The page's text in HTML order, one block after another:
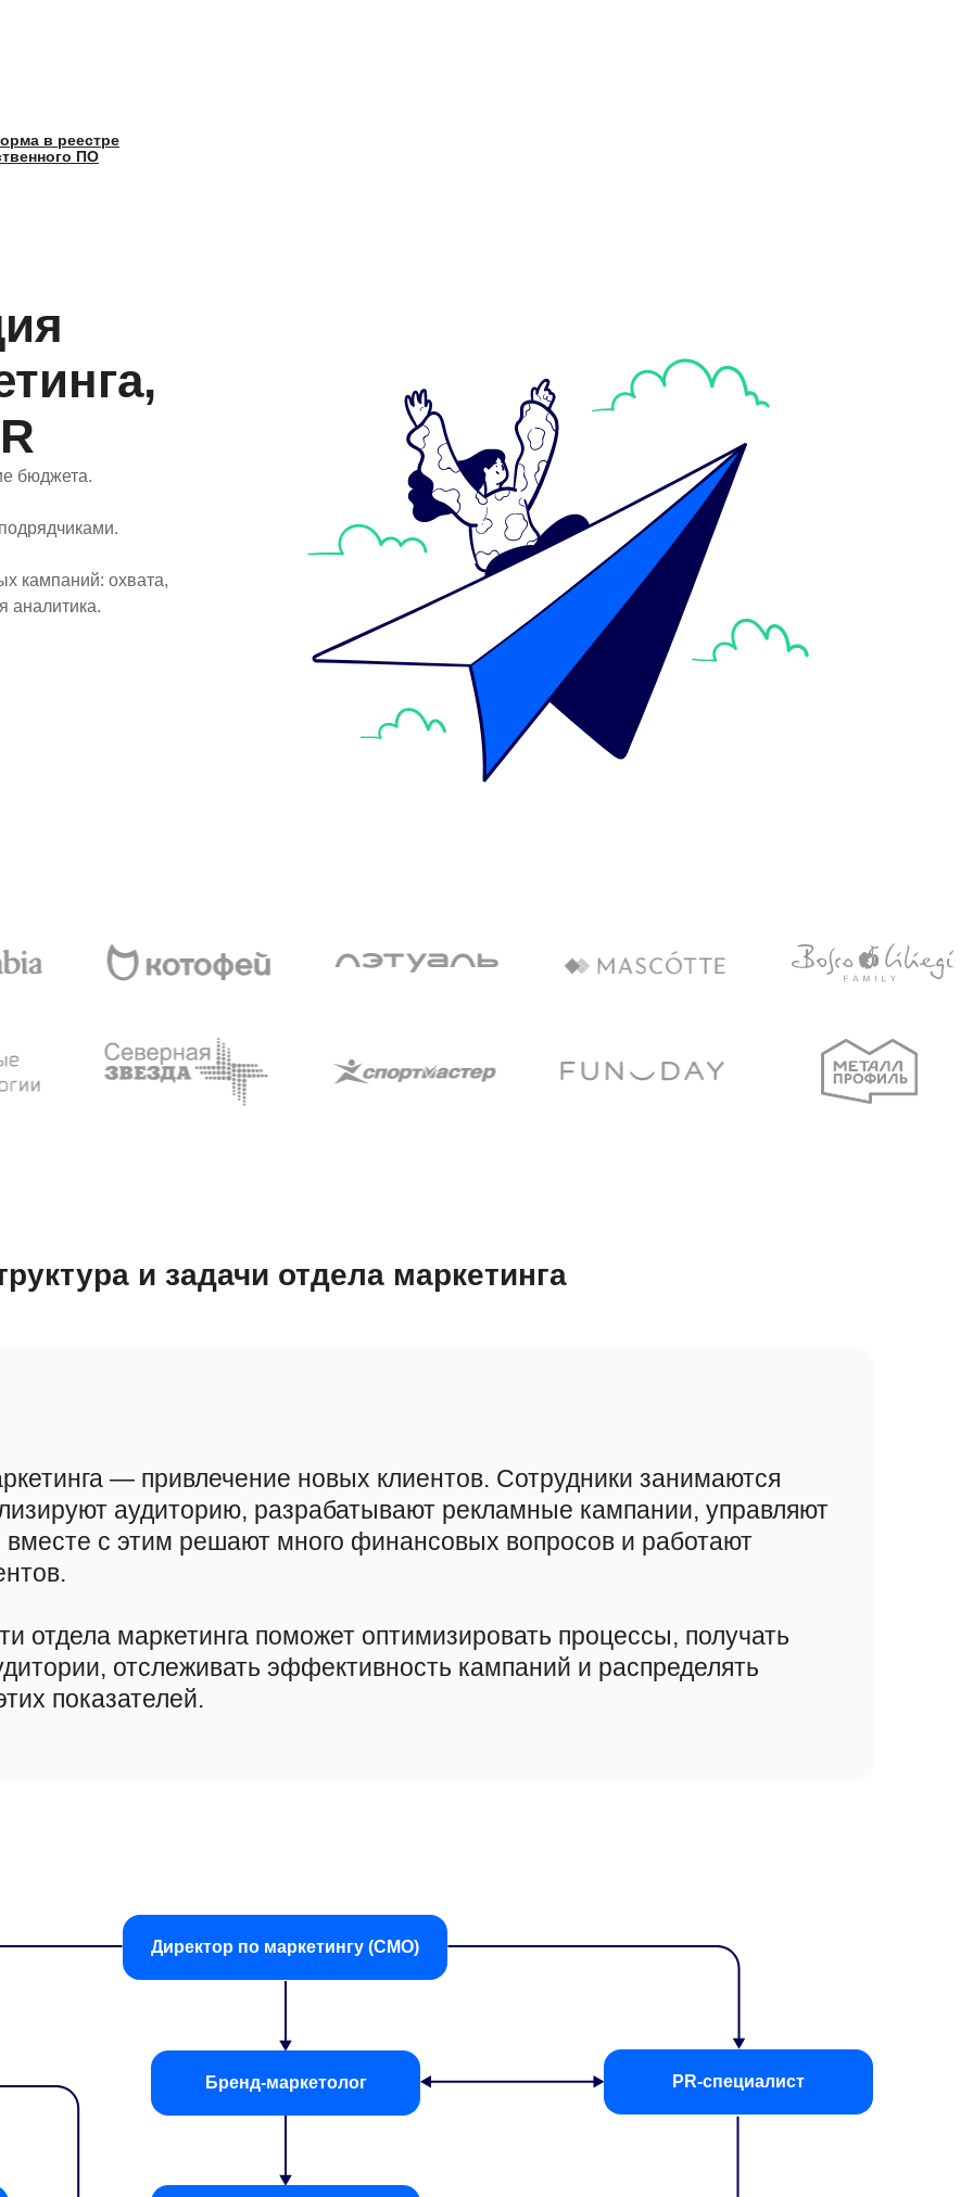
в реестре
ПО
бюджета.
кампаний: охвата,
аналитика.
и задачи отдела маркетинга
— привлечение новых клиентов. Сотрудники занимаются
аудиторию, разрабатывают рекламные кампании, управляют
вместе с этим решают много финансовых вопросов и работают
отдела маркетинга поможет оптимизировать процессы, получать
отслеживать эффективность кампаний и распределять
показателей.
PR-специалист
Бренд-маркетолог
Директор по маркетингу (СМО)